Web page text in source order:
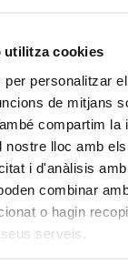
utilitza cookies
per personalitzar
de mitjans
compartim la
nostre lloc amb
i d'anàlisis
combinar
o hagin
serveis.